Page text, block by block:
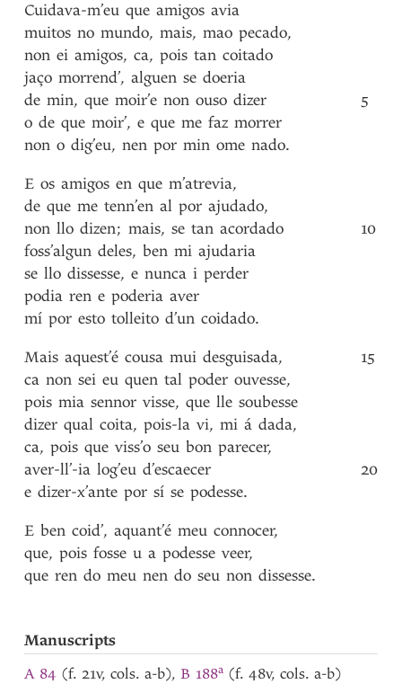
Cuidava-m’eu que amigos avia
muitos no mundo, mais, mao pecado,
non ei amigos, ca, pois tan coitado
jaço morrend’, alguen se doeria
de min, que moir’e non ouso dizer
o de que moir’, e que me faz morrer
non o dig’eu, nen por min ome nado.
E os amigos en que m’atrevia,
de que me tenn’en al por ajudado,
non llo dizen; mais, se tan acordado
foss’algun deles, ben mi ajudaria
se llo dissesse, e nunca i perder
podia ren e poderia aver
mí por esto tolleito d’un coidado.
Mais aquest’é cousa mui desguisada,
ca non sei eu quen tal poder ouvesse,
pois mia sennor visse, que lle soubesse
dizer qual coita, pois-la vi, mi á dada,
ca, pois que viss’o seu bon parecer,
aver-ll’-ia log’eu d’escaecer
e dizer-x’ante por sí se podesse.
E ben coid’, aquant’é meu connocer,
que, pois fosse u a podesse veer,
que ren do meu nen do seu non dissesse.
5
10
15
20
Manuscripts
A 84 (f. 21v, cols. a-b),B 188a (f. 48v, cols. a-b)